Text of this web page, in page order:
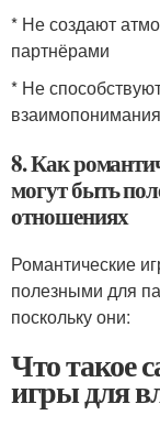
* Не создают
партнёрами
* Не
8. Как
могут быть
отношениях
Романтические
полезными для
поскольку они:
Что такое
игры для